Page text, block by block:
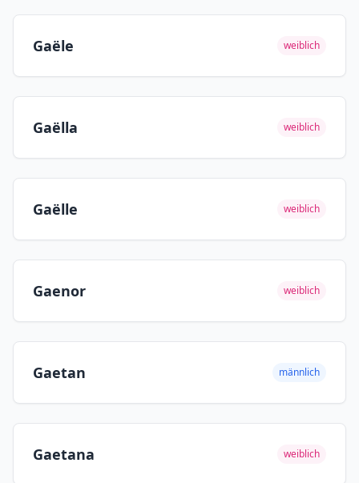
Gaële weiblich
Gaëlla weiblich
Gaëlle weiblich
Gaenor weiblich
Gaetan männlich
Gaetana weiblich